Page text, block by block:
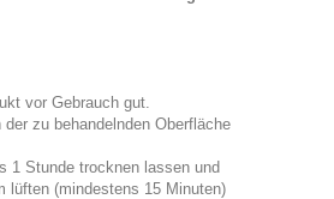
vor Gebrauch gut.
zu behandelnden Oberfläche
1 Stunde trocknen lassen und
lüften (mindestens 15 Minuten)